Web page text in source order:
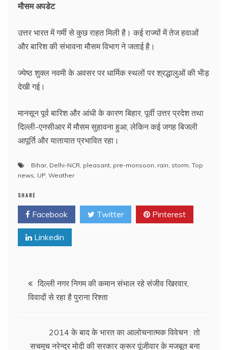
मौसम अपडेट
उत्तर भारत में गर्मी से कुछ राहत मिली है। कई राज्यों में तेज हवाओं
और बारिश की संभावना मौसम विभाग ने जताई है।
ज्येष्ठ शुक्ल नवमी के अवसर पर धार्मिक स्थलों पर श्रद्धालुओं की भीड़
देखी गई।
मानसून पूर्व बारिश और आंधी के कारण बिहार, पूर्वी उत्तर प्रदेश तथा
दिल्ली-एनसीआर में मौसम सुहावना हुआ, लेकिन कई जगह बिजली
आपूर्ति और यातायात प्रभावित रहा।
Bihar, Delhi-NCR pleasant pre-monsoon rain storm Top
news UP Weather
SHARE
Facebook Twitter Pinterest
Linkedin
Post
navigation
दिल्ली नगर निगम की कमान संभाल रहे संजीव खिरवार,
विवादों से रहा है पुराना रिश्ता
2014 के बाद के भारत का आलोचनात्मक विवेचन : तो
सचमुच नरेन्द्र मोदी की सरकार क्रूर पूंजीवार के मजबूत बना